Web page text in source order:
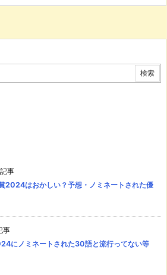
事
2024はおかしい？予想・ノミネートされた優
事
にノミネートされた30語と流行ってない等